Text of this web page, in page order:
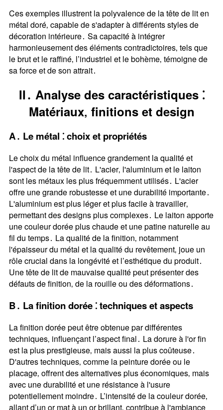
Ces exemples illustrent la polyvalence de la tête de lit en
métal doré‚ capable de s'adapter à différents styles de
décoration intérieure․ Sa capacité à intégrer
harmonieusement des éléments contradictoires‚ tels que
le brut et le raffiné‚ l’industriel et le bohème‚ témoigne de
sa force et de son attrait․
II․ Analyse des caractéristiques ⁚
Matériaux‚ finitions et design
A․ Le métal ⁚ choix et propriétés
Le choix du métal influence grandement la qualité et
l'aspect de la tête de lit․ L'acier‚ l'aluminium et le laiton
sont les métaux les plus fréquemment utilisés․ L'acier
offre une grande robustesse et une durabilité importante․
L'aluminium est plus léger et plus facile à travailler‚
permettant des designs plus complexes․ Le laiton apporte
une couleur dorée plus chaude et une patine naturelle au
fil du temps․ La qualité de la finition‚ notamment
l'épaisseur du métal et la qualité du revêtement‚ joue un
rôle crucial dans la longévité et l’esthétique du produit․
Une tête de lit de mauvaise qualité peut présenter des
défauts de finition‚ de la rouille ou des déformations․
B․ La finition dorée ⁚ techniques et aspects
La finition dorée peut être obtenue par différentes
techniques‚ influençant l’aspect final․ La dorure à l'or fin
est la plus prestigieuse‚ mais aussi la plus coûteuse․
D'autres techniques‚ comme la peinture dorée ou le
placage‚ offrent des alternatives plus économiques‚ mais
avec une durabilité et une résistance à l'usure
potentiellement moindre․ L’intensité de la couleur dorée‚
allant d’un or mat à un or brillant‚ contribue à l'ambiance